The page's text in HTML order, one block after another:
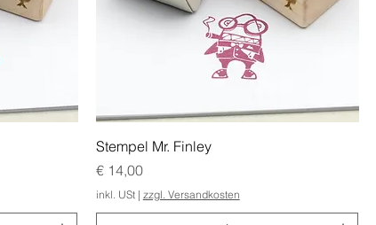
Stempel Mr. Finley
Preis
€ 14,00
inkl. USt| zzgl. Versandkosten